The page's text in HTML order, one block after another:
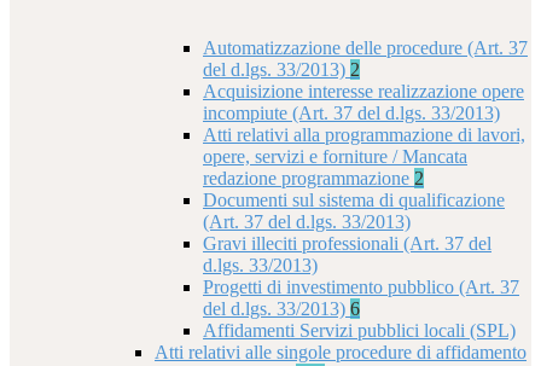
Automatizzazione delle procedure (Art. 37
del d.lgs. 33/2013) 2
Acquisizione interesse realizzazione opere
incompiute (Art. 37 del d.lgs. 33/2013)
Atti relativi alla programmazione di lavori,
opere, servizi e forniture / Mancata
redazione programmazione 2
Documenti sul sistema di qualificazione
(Art. 37 del d.lgs. 33/2013)
Gravi illeciti professionali (Art. 37 del
d.lgs. 33/2013)
Progetti di investimento pubblico (Art. 37
del d.lgs. 33/2013) 6
Affidamenti Servizi pubblici locali (SPL)
Atti relativi alle singole procedure di affidamento